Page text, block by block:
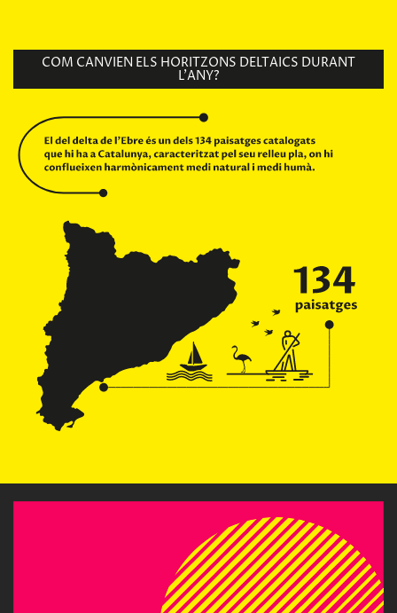
COM CANVIEN ELS HORITZONS DELTAICS DURANT
L’ANY?